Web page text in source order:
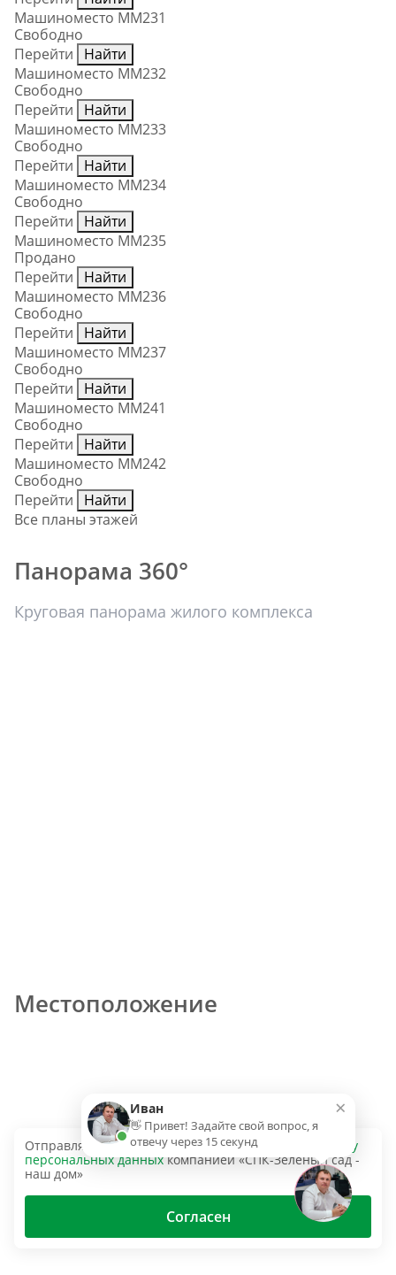
Машиноместо ММ231
Свободно
Перейти
Найти
Машиноместо ММ232
Свободно
Перейти
Найти
Машиноместо ММ233
Свободно
Перейти
Найти
Машиноместо ММ234
Свободно
Перейти
Найти
Машиноместо ММ235
Продано
Перейти
Найти
Машиноместо ММ236
Свободно
Перейти
Найти
Машиноместо ММ237
Свободно
Перейти
Найти
Машиноместо ММ241
Свободно
Перейти
Найти
Машиноместо ММ242
Свободно
Перейти
Найти
Все планы этажей
Панорама 360°
Круговая панорама жилого комплекса
Местоположение
Отправляя эту форму, вы даёте согласие на
обработку
персональных данныхкомпанией «СПК-Зеленый сад -
наш дом»
Согласен
×
Иван
👋 Привет! Задайте свой вопрос, я
отвечу через 15 секунд